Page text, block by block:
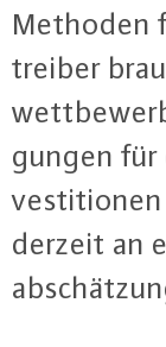
Methoden
trei­ber
gun­gen
ves­ti­tio­nen
derzeit an